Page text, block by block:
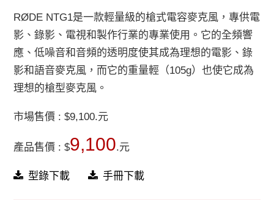
RØDE NTG1是一款輕量級的槍式電容麥克風，專供電
影、錄影、電視和製作行業的專業使用。它的全頻響
應、低噪音和音頻的透明度使其成為理想的電影、錄
影和語音麥克風，而它的重量輕（105g）也使它成為
理想的槍型麥克風。
市場售價 : $9,100.元
產品售價 : $9,100.元
型錄下載 手冊下載